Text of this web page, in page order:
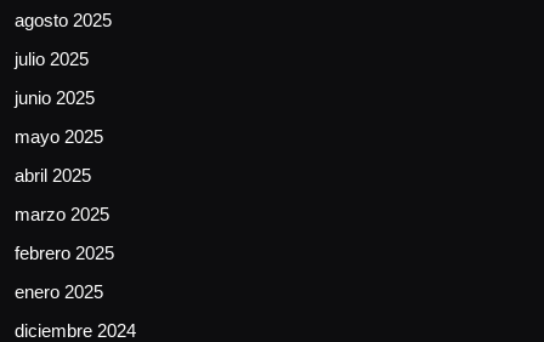
agosto 2025
julio 2025
junio 2025
mayo 2025
abril 2025
marzo 2025
febrero 2025
enero 2025
diciembre 2024